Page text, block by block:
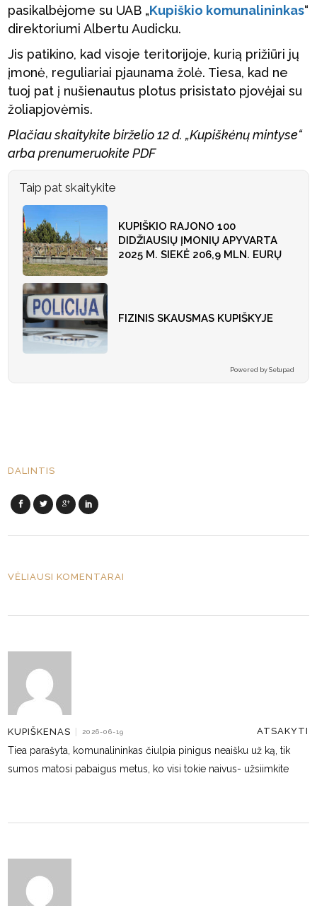
pasikalbėjome su UAB „Kupiškio komunalininkas“
direktoriumi Albertu Audicku.
Jis patikino, kad visoje teritorijoje, kurią prižiūri jų
įmonė, reguliariai pjaunama žolė. Tiesa, kad ne
tuoj pat į nušienautus plotus prisistato pjovėjai su
žoliapjovėmis.
Plačiau skaitykite birželio 12 d. „Kupiškėnų mintyse“
arba prenumeruokite PDF
Taip pat skaitykite
KUPIŠKIO RAJONO 100
DIDŽIAUSIŲ ĮMONIŲ APYVARTA
2025 M. SIEKĖ 206,9 MLN. EURŲ
FIZINIS SKAUSMAS KUPIŠKYJE
Powered by Setupad
DALINTIS
VĖLIAUSI KOMENTARAI
KUPIŠKENAS | 2026-06-19 ATSAKYTI
Tiea parašyta, komunalininkas čiulpia pinigus neaišku už ką, tik
sumos matosi pabaigus metus, ko visi tokie naivus- užsiimkite